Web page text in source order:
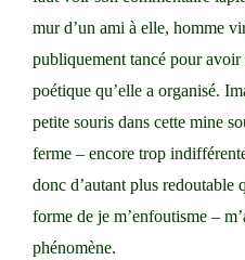
mur d’un ami à elle, homme
publiquement tancé pour avoir
poétique qu’elle a organisé.
petite souris dans cette mine
ferme – encore trop
donc d’autant plus redoutable
forme de je m’enfoutisme –
phénomène.